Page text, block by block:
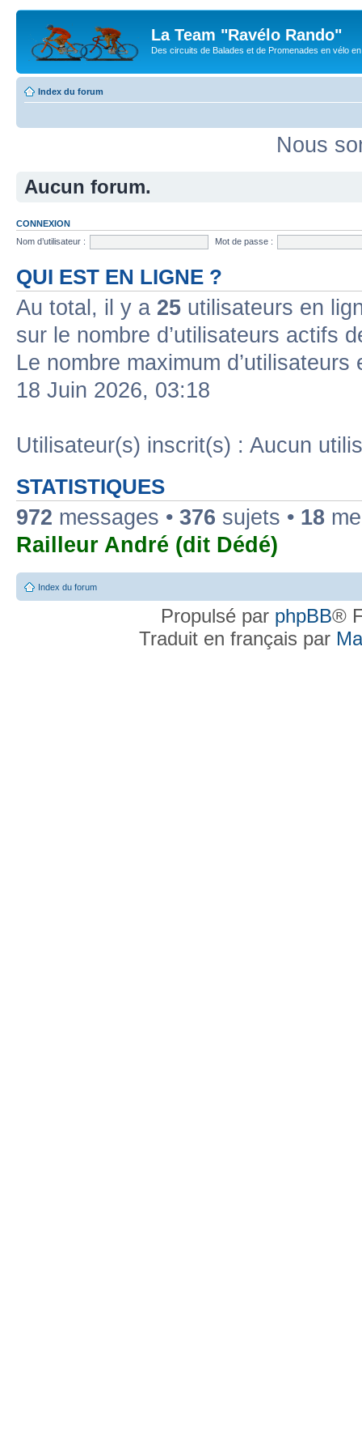
La Team "Ravélo Rando"
Des circuits de Balades et de Promenades en vélo
Index du forum
Nous
Aucun forum.
CONNEXION
Nom d’utilisateur :
Mot de passe :
QUI EST EN LIGNE ?
Au total, il y a 25 utilisateurs en
sur le nombre d’utilisateurs actifs
Le nombre maximum
18 Juin 2026, 03:18
Utilisateur(s) inscrit(s) : Aucun
STATISTIQUES
972 messages • 376 sujets • 18
Railleur André (dit Dédé)
Index du forum
Propulsé par phpBB®
Traduit en français par